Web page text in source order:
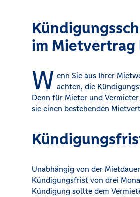
im Mietvertrag
W enn Sie aus Ihrer
achten, die
Denn für Mieter und
sie einen bestehenden
Unabhängig von der
Kündigungsfrist von drei
Kündigung sollte dem